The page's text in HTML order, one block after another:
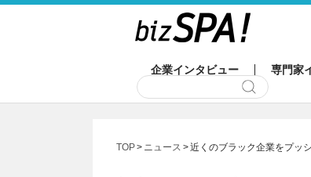
企業インタビュー 専門家
TOP ニュース 近くのブラック企業をプッ